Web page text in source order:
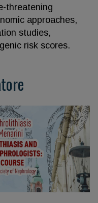
threatening
approaches,
studies,
risk scores.